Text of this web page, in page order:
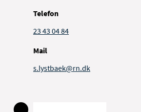
Telefon
23 43 04 84
Mail
s.lystbaek@rn.dk